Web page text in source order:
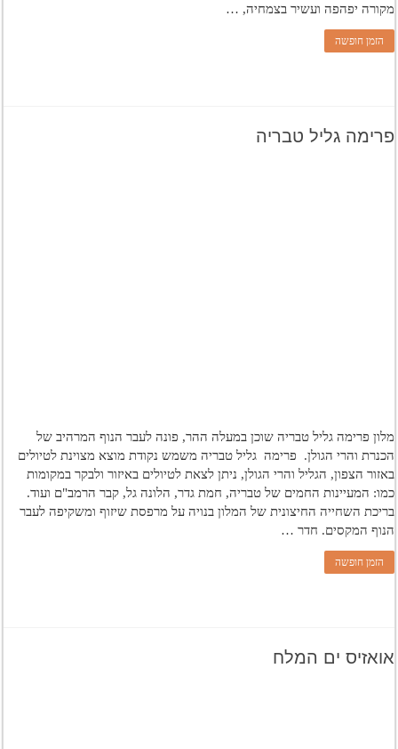
מקורה יפהפה ועשיר בצמחיה, …
הזמן חופשה
פרימה גליל טבריה
מלון פרימה גליל טבריה שוכן במעלה ההר, פונה לעבר הנוף המרהיב של
הכנרת והרי הגולן. פרימה גליל טבריה משמש נקודת מוצא מצוינת לטיולים
באזור הצפון, הגליל והרי הגולן, ניתן לצאת לטיולים באיזור ולבקר במקומות
כמו: המעיינות החמים של טבריה, חמת גדר, הלונה גל, קבר הרמב"ם ועוד.
בריכת השחייה החיצונית של המלון בנויה על מרפסת שיזוף ומשקיפה לעבר
הנוף המקסים. חדר …
הזמן חופשה
אואזיס ים המלח